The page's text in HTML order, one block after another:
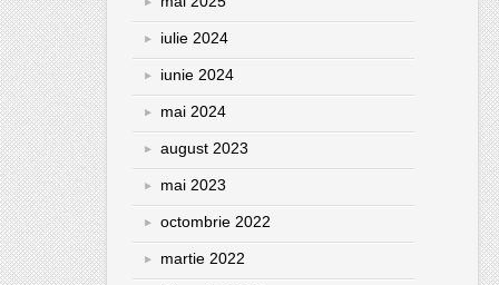
iulie 2024
iunie 2024
mai 2024
august 2023
mai 2023
octombrie 2022
martie 2022